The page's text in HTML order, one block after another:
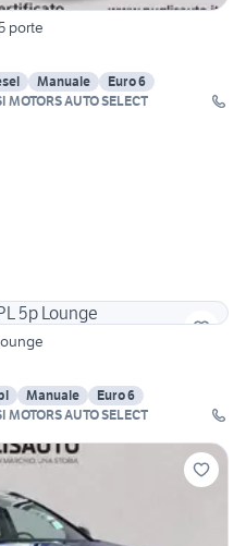
porte
Manuale
Euro 6
PUGLISAUTO - PUGLISI MOTORS AUTO SELECT
Manuale
Euro 6
PUGLISAUTO - PUGLISI MOTORS AUTO SELECT